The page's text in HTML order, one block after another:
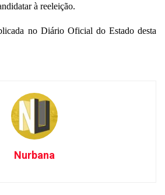
à reeleição.
no Diário Oficial do Estado desta
Nurbana